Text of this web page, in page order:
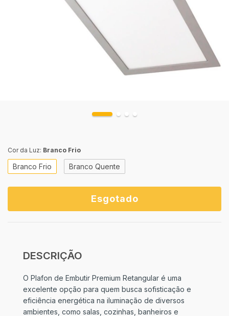
Cor da Luz: Branco Frio
Branco Frio Branco Quente
DESCRIÇÃO
O Plafon de Embutir Premium Retangular é uma
excelente opção para quem busca sofisticação e
eficiência energética na iluminação de diversos
ambientes, como salas, cozinhas, banheiros e